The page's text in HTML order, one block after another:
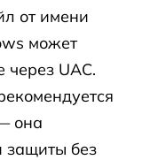
от имени
может
через UAC.
она
защиты без